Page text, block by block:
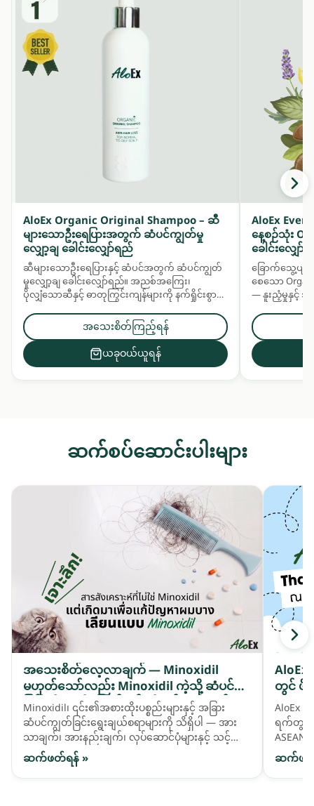
AloEx Organic Original Shampoo – ဆီ
များသောဦးရေပြားအတွက် ဆံပင်ကျွတ်မှု
လျှော့ချ ခေါင်းလျှော်ရည်
ဆီများသောဦးရေပြားနှင့် ဆံပင်အတွက် ဆံပင်ကျွတ်
မှုလျှော့ချ ခေါင်းလျှော်ရည်။ အညစ်အကြေး၊
ပိုလျှံသောဆီနှင့် ဓာတုကြွင်းကျန်များကို နက်ရှိုင်းစွာ
ဦးရေပြားနှင့် ဆံပင်ကို အာဟာရဖြည့်ပေးသည်။
အသေးစိတ်ကြည့်ရန်
ယခုဝယ်ယူရန်
AloEx
နေ့စဉ်သုံး
ခေါင်းလျှော်
ခြောက်သွေ့ပ
စေသော
— နူးညံ့မှုနှင့်
ပေးသည်။ ဆံပင်
အတွက် နေ့စဉ်
ဆက်စပ်ဆောင်းပါးများ
အသေးစိတ်လေ့လာချက် — Minoxidil
မဟုတ်သော်လည်း Minoxidil ကဲ့သို့ ဆံပင်ကျဲ
ခြင်းကို ကူညီဖြေရှင်းရန် တီထွင်ထားသည့် ဓာ
တုဆေးဖော်ဝါ activatives များ
Minoxidil၊ ၎င်း၏အစားထိုးပစ္စည်းများနှင့် အခြား
ဆံပင်ကျွတ်ခြင်းရွေးချယ်စရာများကို သိရှိပါ — အား
သာချက်၊ အားနည်းချက်၊ လုပ်ဆောင်ပုံများနှင့် သင့်
ဆံပင်လိုအပ်ချက်နှင့် ကိုက်ညီသည်ကို မည်သို့ရွေးချယ်
ရမည်ကို နှိုင်းယှဉ်ကြည့်ပါ။
ဆက်ဖတ်ရန် »
AloEx
တွင် ဖိ
AloEx
ရက်တွင်
နိုင်ငံခြ
ဆက်ဖတ်